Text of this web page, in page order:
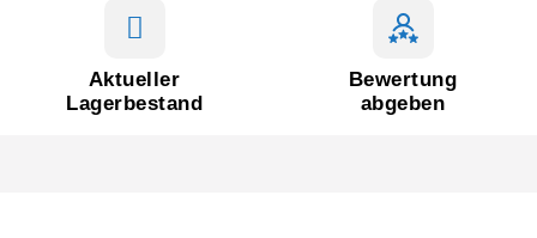
Aktueller
Lagerbestand
Bewertung
abgeben